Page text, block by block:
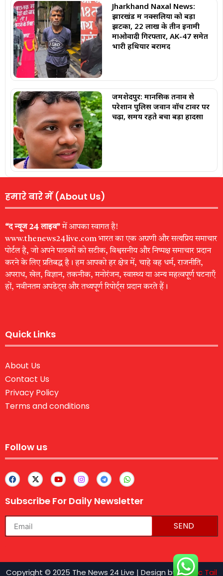
Jharkhand Naxal News:
झारखंड में नक्सलियों को बड़ा
झटका, 22 लाख के तीन इनामी
माओवादी गिरफ्तार, AK-47 समेत
भारी हथियार बरामद
जमशेदपुर: मानसिक तनाव से
परेशान पुलिस जवान वॉच टावर पर
चढ़ा, समय रहते बचा बड़ा हादसा
हमारे बारे में (About Us)
“द न्यूज 24 लाइव”में आपका स्वागत है!
www.thenews24live.com भारत का एक अग्रणी और सत्यप्रिय समाचार
पोर्टल है, जो अपने पाठकों को सटीक, विश्वसनीय और निष्पक्ष समाचार प्रदान
करने के लिए प्रतिबद्ध है। हम आपको हर क्षेत्र में, चाहे वह धर्म, राजनीति,
अपराध, खेल, विज्ञान, तकनीक, मनोरंजन, स्वास्थ्य या अन्य महत्वपूर्ण घटनाएँ
हों, नवीनतम अपडेट्स और तथ्यपूर्ण रिपोर्ट्स प्रदान करते हैं।
Quick Links
About Us
Contact Us
Privacy Policy
Terms and conditions
Follow us
Subscribe For Daily Newsletter
SEND
Copyright © 2025 The News 24 Live | Design byTraffic Tail